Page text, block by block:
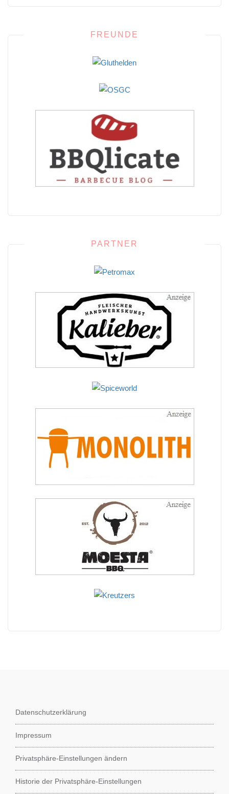
FREUNDE
PARTNER
Datenschutzerklärung
Impressum
Privatsphäre-Einstellungen ändern
Historie der Privatsphäre-Einstellungen